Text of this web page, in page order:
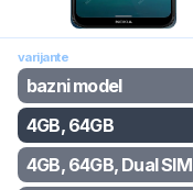
varijante
bazni model
4GB, 64GB
4GB, 64GB, Dual SIM